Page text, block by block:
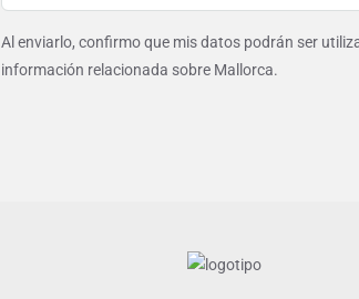
Al enviarlo, confirmo que mis datos podrán ser
información relacionada sobre Mallorca.